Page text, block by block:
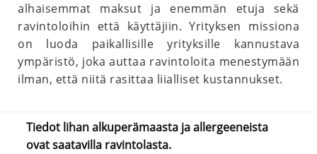
alhaisemmat maksut ja enemmän etuja sekä
ravintoloihin että käyttäjiin. Yrityksen missiona
on luoda paikallisille yrityksille kannustava
ympäristö, joka auttaa ravintoloita menestymään
ilman, että niitä rasittaa liialliset kustannukset.
Tiedot lihan alkuperämaasta ja allergeeneista
ovat saatavilla ravintolasta.